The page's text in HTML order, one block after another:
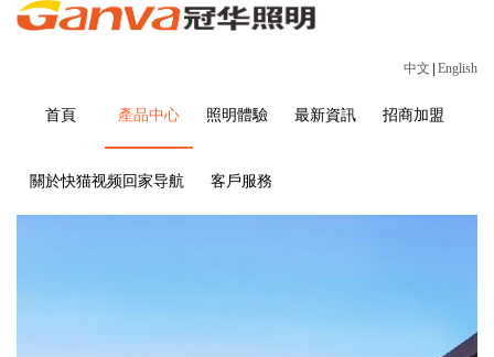
中文 English
首頁 產品中心 照明體驗 最新資訊 招商加盟
關於快猫视频回家导航 客戶服務